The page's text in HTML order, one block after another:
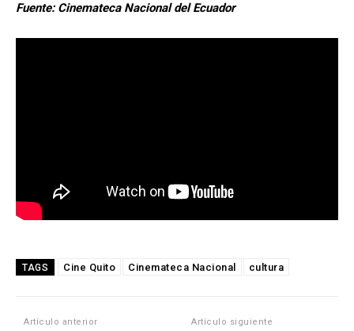
Fuente: Cinemateca Nacional del Ecuador
TAGS Cine Quito Cinemateca Nacional cultura
Artículo anterior Artículo siguiente